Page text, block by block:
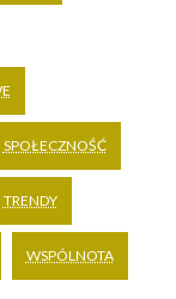
SPOŁECZNOŚĆ
TRENDY
WSPÓLNOTA